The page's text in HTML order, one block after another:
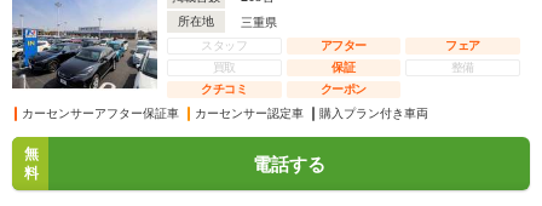
所在地
三重県
スタッフ
アフター
フェア
買取
保証
整備
クチコミ
クーポン
カーセンサーアフター保証車
カーセンサー認定車 購入プラン付き車両
無
料
電話する